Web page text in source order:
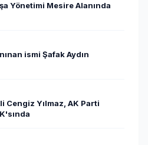
Yönetimi Mesire Alanında
ismi Şafak Aydın
Cengiz Yılmaz, AK Parti